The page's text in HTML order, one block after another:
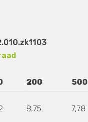
200 500
8,75 7,78